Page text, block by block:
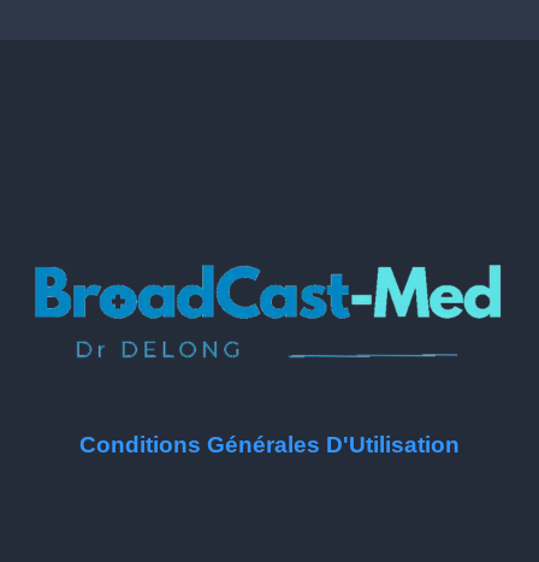
Conditions Générales D'Utilisation